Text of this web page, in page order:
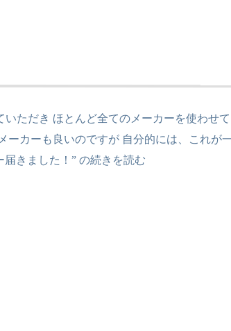
ただき ほとんど全てのメーカーを使わせて
ーカーも良いのですが 自分的には、これが
届きました！” の続きを読む